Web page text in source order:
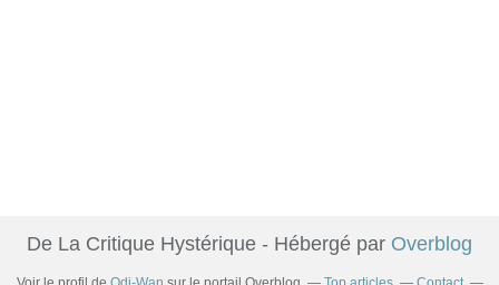
De La Critique Hystérique - Hébergé par Overblog